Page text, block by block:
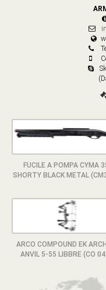
FUCILE A POMPA CYMA
SHORTY BLACK METAL
ARCO COMPOUND EK
ANVIL 5-55 LIBBRE (CO